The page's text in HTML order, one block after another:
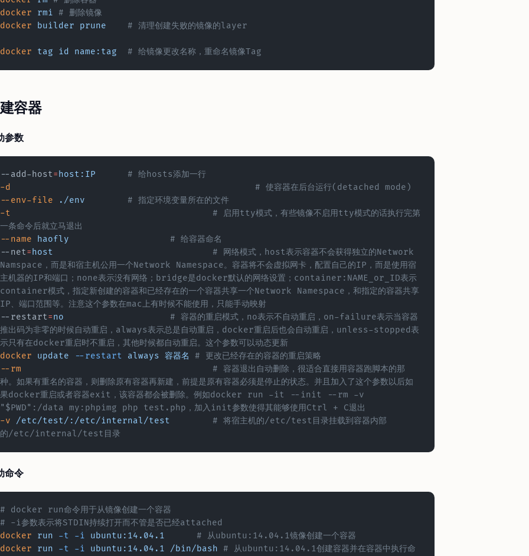
docker rmi # 删除镜像
docker builder prune
	# 清理创建失败的镜像的layer
docker tag id name:tag
	# 给镜像更改名称，重命名镜像Tag
容器
参数
--add-host= host:IP
	# 给hosts添加一行
-d
						# 使容器在后台运行(detached mode)
--env-file ./env
	# 指定环境变量所在的文件
-t
一条命令后就立马退出
--name haofly
			# 给容器命名
--net= host
Namspace，而是和宿主机公用一个Network Namespace。容器将不会虚拟网卡，配置自己的IP，而是使用宿
主机器的IP和端口；none表示没有网络；bridge是docker默认的网络设置；container:NAME_or_ID表示
container模式，指定新创建的容器和已经存在的一个容器共享一个Network Namespace，和指定的容器共享
IP、端口范围等。注意这个参数在mac上有时候不能使用，只能手动映射
--restart=no
推出码为非零的时候自动重启，always表示总是自动重启，docker重启后也会自动重启，unless-stopped表
示只有在docker重启时不重启，其他时候都自动重启。这个参数可以动态更新
docker update --restart always 容器名
# 更改已经存在的容器的重启策略
--rm
种。如果有重名的容器，则删除原有容器再新建，前提是原有容器必须是停止的状态。并且加入了这个参数以后如
果docker重启或者容器exit，该容器都会被删除。例如docker run -it --init --rm -v
"$PWD":/data my:phpimg php test.php，加入init参数使得其能够使用Ctrl + C退出
-v /etc/test/:/etc/internal/test
的/etc/internal/test目录
命令
# docker run命令用于从镜像创建一个容器
# -i参数表示将STDIN持续打开而不管是否已经attached
docker run -t -i ubuntu:14.04.1
      # 从ubuntu:14.04.1镜像创建一个容器
docker run -t -i ubuntu:14.04.1 /bin/bash # 从ubuntu:14.04.1创建容器并在容器中执行命